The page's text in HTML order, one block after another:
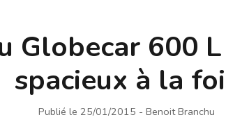
Globecar 600
spacieux à la
Publié le 25/01/2015 - Benoit Branchu